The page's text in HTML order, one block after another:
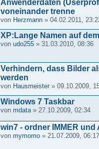
Anwenderdaten
voneinander trenne
von Herzmann» 04.02.2011,
XP:Lange Namen auf
von udo255» 31.03.2010, 08:36
Verhindern, dass Bilder
werden
von Hausmeister» 09.10.2009,
Windows 7 Taskbar
von mdata» 27.10.2009, 02:34
win7 - ordner IMMER und
von mymomo» 21.07.2009, 06:17